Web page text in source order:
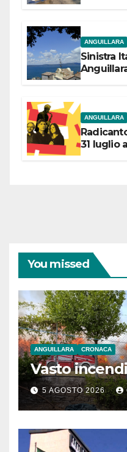
ANGUILLARA
Sinistra
ANGUILLARA
31 luglio
You missed
ANGUILLARA CRONACA
Vasto
5 AGOSTO 2026